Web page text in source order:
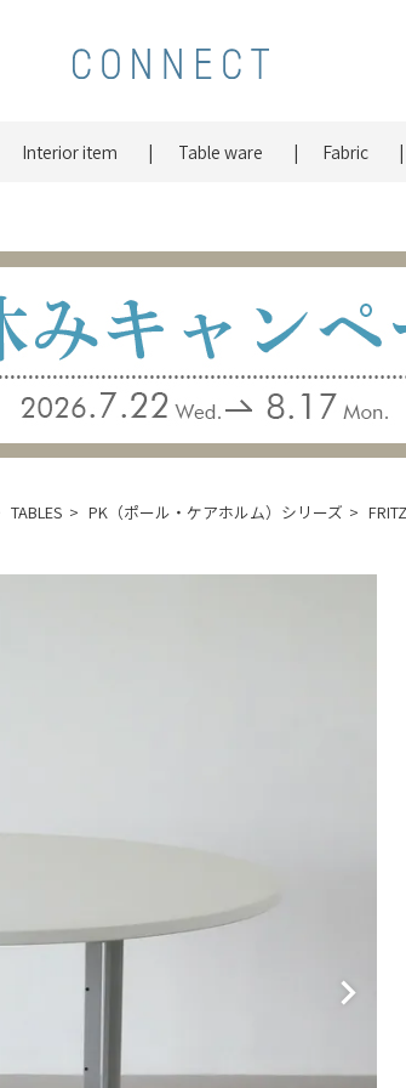
Interior item Table ware Fabric
TABLES PK（ポール・ケアホルム）シリーズ